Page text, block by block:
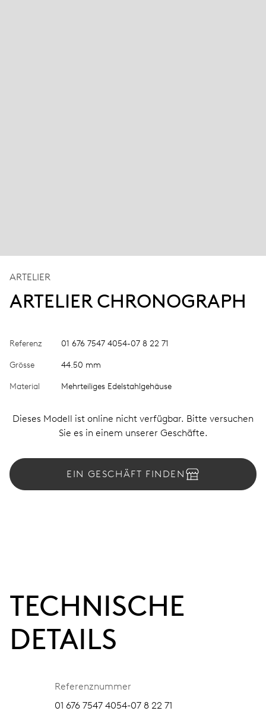
ARTELIER
ARTELIER CHRONOGRAPH
Referenz 01 676 7547 4054-07 8 22 71
Grösse 44.50 mm
Material Mehrteiliges Edelstahlgehäuse
Dieses Modell ist online nicht verfügbar. Bitte versuchen
Sie es in einem unserer Geschäfte.
EIN GESCHÄFT FINDEN
TECHNISCHE
DETAILS
Referenznummer
01 676 7547 4054-07 8 22 71